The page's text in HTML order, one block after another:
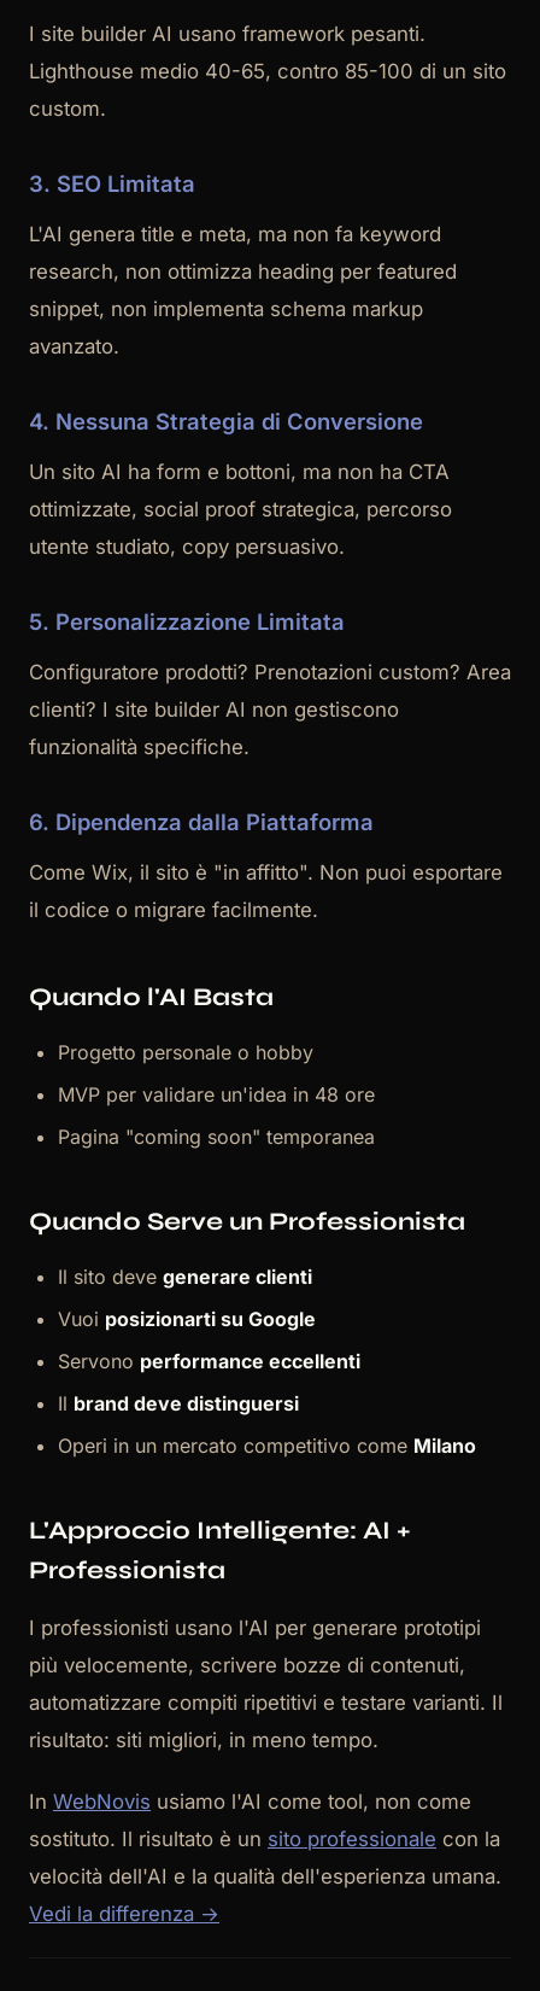
I site builder AI usano framework pesanti.
Lighthouse medio 40-65, contro 85-100 di un sito
custom.
3. SEO Limitata
L'AI genera title e meta, ma non fa keyword
research, non ottimizza heading per featured
snippet, non implementa schema markup
avanzato.
4. Nessuna Strategia di Conversione
Un sito AI ha form e bottoni, ma non ha CTA
ottimizzate, social proof strategica, percorso
utente studiato, copy persuasivo.
5. Personalizzazione Limitata
Configuratore prodotti? Prenotazioni custom? Area
clienti? I site builder AI non gestiscono
funzionalità specifiche.
6. Dipendenza dalla Piattaforma
Come Wix, il sito è "in affitto". Non puoi esportare
il codice o migrare facilmente.
Quando l'AI Basta
Progetto personale o hobby
MVP per validare un'idea in 48 ore
Pagina "coming soon" temporanea
Quando Serve un Professionista
Il sito deve generare clienti
Vuoi posizionarti su Google
Servono performance eccellenti
Il brand deve distinguersi
Operi in un mercato competitivo come Milano
L'Approccio Intelligente: AI +
Professionista
I professionisti usano l'AI per generare prototipi
più velocemente, scrivere bozze di contenuti,
automatizzare compiti ripetitivi e testare varianti. Il
risultato: siti migliori, in meno tempo.
In WebNovis usiamo l'AI come tool, non come
sostituto. Il risultato è un sito professionale con la
velocità dell'AI e la qualità dell'esperienza umana.
Vedi la differenza →